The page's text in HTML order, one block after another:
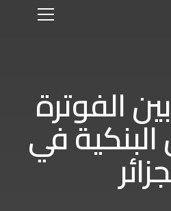
الفوترة
في